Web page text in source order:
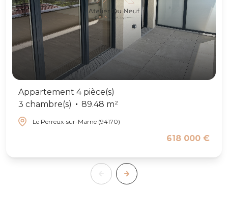
Appartement 4 pièce(s)
3 chambre(s)
89.48 m²
Le Perreux-sur-Marne (94170)
618 000 €